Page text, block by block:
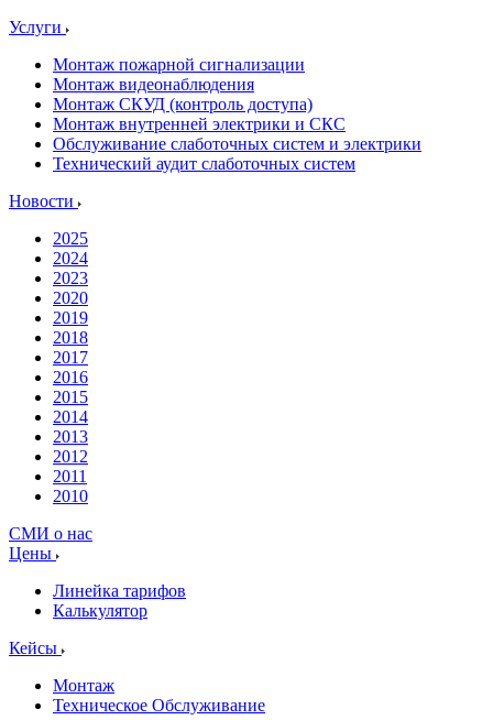
Услуги
Монтаж пожарной сигнализации
Монтаж видеонаблюдения
Монтаж СКУД (контроль доступа)
Монтаж внутренней электрики и СКС
Обслуживание слаботочных систем и электрики
Технический аудит слаботочных систем
Новости
2025
2024
2023
2020
2019
2018
2017
2016
2015
2014
2013
2012
2011
2010
СМИ о нас
Цены
Линейка тарифов
Калькулятор
Кейсы
Монтаж
Техническое Обслуживание